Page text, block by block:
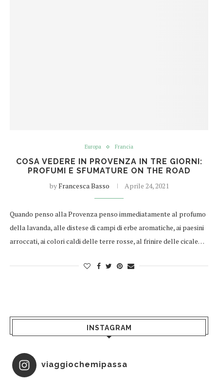
Europa Francia
COSA VEDERE IN PROVENZA IN TRE GIORNI:
PROFUMI E SFUMATURE ON THE ROAD
byFrancesca Basso Aprile 24, 2021
Quando penso alla Provenza penso immediatamente al profumo
della lavanda, alle distese di campi di erbe aromatiche, ai paesini
arroccati, ai colori caldi delle terre rosse, al frinire delle cicale…
INSTAGRAM
viaggiochemipassa